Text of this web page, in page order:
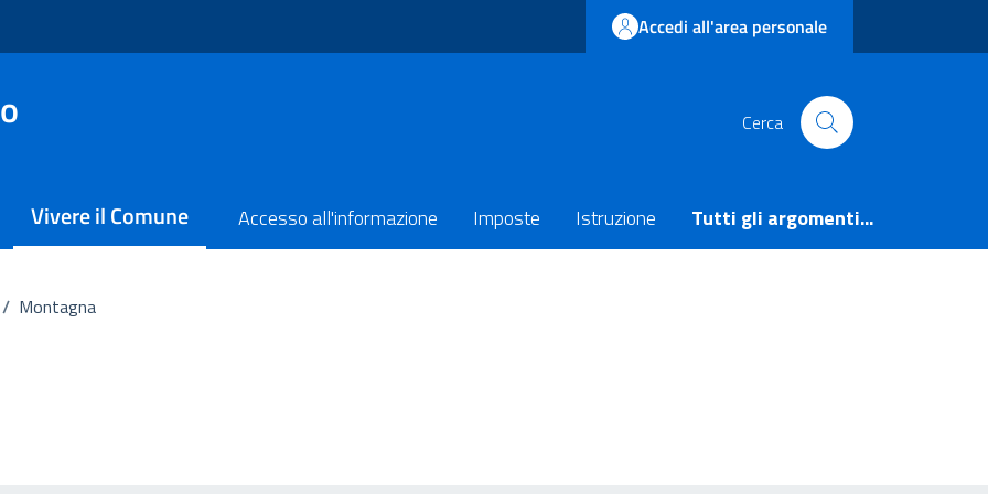
Accedi all'area personale
Cerca
Vivere il Comune Accesso all'informazione Imposte Istruzione Tutti gli argomenti...
/ Montagna